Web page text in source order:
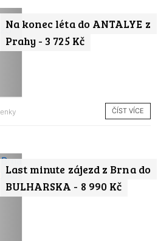
Na konec léta do ANTALYE z
Prahy - 3 725 Kč
ČÍST VÍCE
Last minute zájezd z Brna do
BULHARSKA - 8 990 Kč